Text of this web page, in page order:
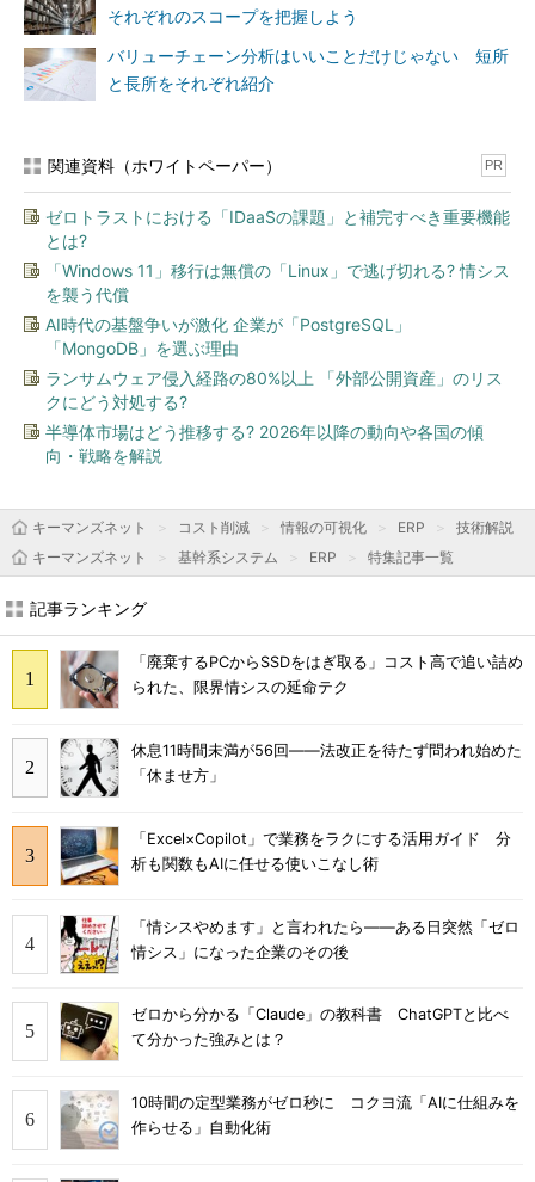
それぞれのスコープを把握しよう
バリューチェーン分析はいいことだけじゃない 短所
と長所をそれぞれ紹介
関連資料（ホワイトペーパー） PR
ゼロトラストにおける「IDaaSの課題」と補完すべき重要機能
とは?
「Windows 11」移行は無償の「Linux」で逃げ切れる? 情シス
を襲う代償
AI時代の基盤争いが激化 企業が「PostgreSQL」
「MongoDB」を選ぶ理由
ランサムウェア侵入経路の80%以上 「外部公開資産」のリス
クにどう対処する?
半導体市場はどう推移する? 2026年以降の動向や各国の傾
向・戦略を解説
キーマンズネット コスト削減 情報の可視化 ERP
技術解説
キーマンズネット
基幹系システム ERP 特集記事一覧
記事ランキング
「廃棄するPCからSSDをはぎ取る」コスト高で追い詰め
られた、限界情シスの延命テク
休息11時間未満が56回――法改正を待たず問われ始めた
「休ませ方」
「Excel×Copilot」で業務をラクにする活用ガイド 分
析も関数もAIに任せる使いこなし術
「情シスやめます」と言われたら――ある日突然「ゼロ
情シス」になった企業のその後
ゼロから分かる「Claude」の教科書 ChatGPTと比べ
て分かった強みとは？
10時間の定型業務がゼロ秒に コクヨ流「AIに仕組みを
作らせる」自動化術